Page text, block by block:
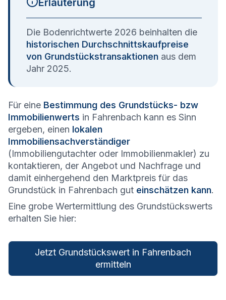
Erläuterung
Die Bodenrichtwerte 2026 beinhalten die
historischen Durchschnittskaufpreise
von Grundstückstransaktionen aus dem
Jahr 2025.
Für eine Bestimmung des Grundstücks- bzw
Immobilienwerts in Fahrenbach kann es Sinn
ergeben, einen lokalen
Immobiliensachverständiger
(Immobiliengutachter oder Immobilienmakler) zu
kontaktieren, der Angebot und Nachfrage und
damit einhergehend den Marktpreis für das
Grundstück in Fahrenbach gut einschätzen kann.
Eine grobe Wertermittlung des Grundstückswerts
erhalten Sie hier:
Jetzt Grundstückswert in Fahrenbach
ermitteln